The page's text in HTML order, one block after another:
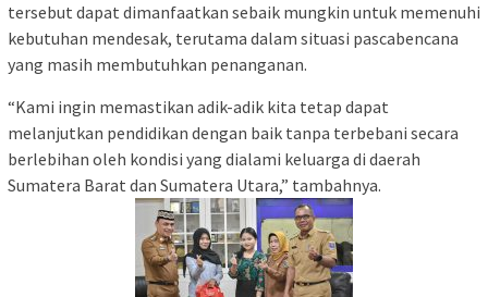
tersebut dapat dimanfaatkan sebaik mungkin untuk memenuhi
kebutuhan mendesak, terutama dalam situasi pascabencana
yang masih membutuhkan penanganan.
“Kami ingin memastikan adik-adik kita tetap dapat
melanjutkan pendidikan dengan baik tanpa terbebani secara
berlebihan oleh kondisi yang dialami keluarga di daerah
Sumatera Barat dan Sumatera Utara,” tambahnya.